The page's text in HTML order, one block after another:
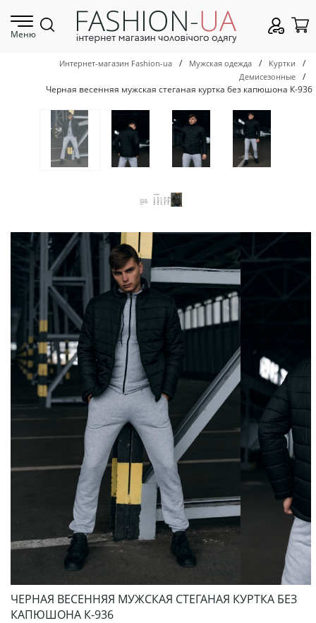
Меню
Интернет-магазин Fashion-ua / Мужская одежда / Куртки /
Демисезонные
/
Черная весенняя мужская стеганая куртка без капюшона К-936
ЧЕРНАЯ ВЕСЕННЯЯ МУЖСКАЯ СТЕГАНАЯ КУРТКА БЕЗ
КАПЮШОНА К-936